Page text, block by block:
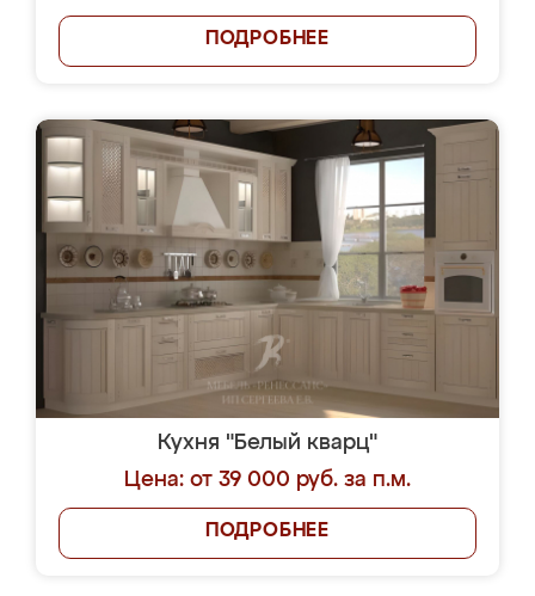
ПОДРОБНЕЕ
Кухня "Белый кварц"
Цена: от 39 000 руб. за п.м.
ПОДРОБНЕЕ